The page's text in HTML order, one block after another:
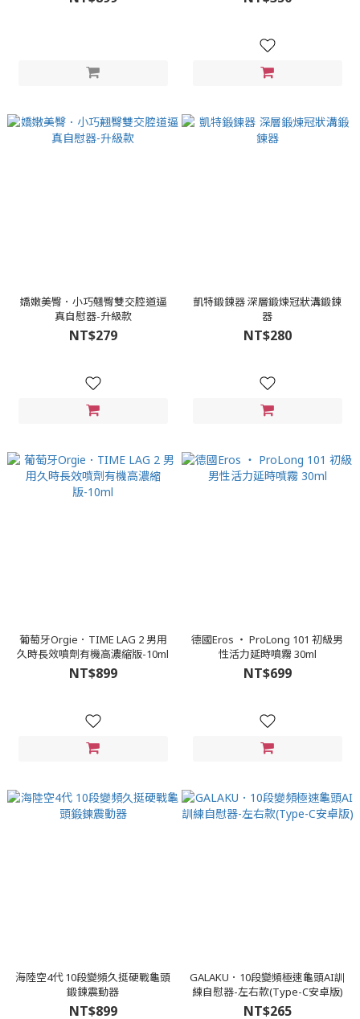
嬌嫩美臀．小巧翹臀雙交腔道逼
真自慰器-升級款
NT$279
凱特鍛鍊器 深層鍛煉冠狀溝鍛鍊
器
NT$280
葡萄牙Orgie．TIME LAG 2 男用
久時長效噴劑有機高濃縮版-10ml
NT$899
德國Eros ‧ ProLong 101 初級男
性活力延時噴霧 30ml
NT$699
海陸空4代 10段變頻久挺硬戰龜頭
鍛鍊震動器
NT$899
GALAKU．10段變頻極速龜頭AI訓
練自慰器-左右款(Type-C安卓版)
NT$265